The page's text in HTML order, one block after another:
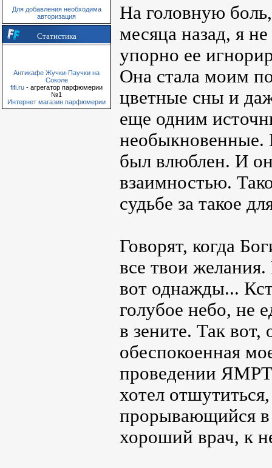
Для добавления необходима
авторизация
Статистика
Антикафе Жучки-Паучки на
Соколе
fifi.ru - агрегатор парфюмерии
№1
Интернет магазин парфюмерии
На головную
месяца назад, я
упорно ее
Она стала моим
цветные сны и
еще одним
необыкновенные.
был влюблен. И
взаимностью.
судьбе за такое
Говорят, когда
все твои
вот однажды...
голубое небо, не
в зените. Так
обеспокоенная
проведении
хотел
прорывающийся в
хороший врач, к